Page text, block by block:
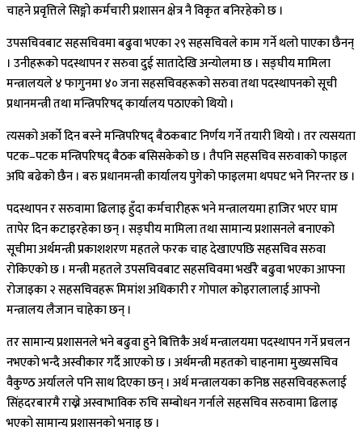
चाहने प्रवृत्तिले सिङ्गो कर्मचारी प्रशासन क्षेत्र नै विकृत बनिरहेको छ ।
उपसचिवबाट सहसचिवमा बढुवा भएका २९ सहसचिवले काम गर्ने थलो पाएका छैनन्
। उनीहरूको पदस्थापन र सरुवा दुई सातादेखि अन्योलमा छ । सङ्घीय मामिला
मन्त्रालयले ४ फागुनमा ४० जना सहसचिवहरूको सरुवा तथा पदस्थापनको सूची
प्रधानमन्त्री तथा मन्त्रिपरिषद् कार्यालय पठाएको थियो ।
त्यसको अर्को दिन बस्ने मन्त्रिपरिषद् बैठकबाट निर्णय गर्ने तयारी थियो । तर त्यसयता
पटक–पटक मन्त्रिपरिषद् बैठक बसिसकेको छ । तैपनि सहसचिव सरुवाको फाइल
अघि बढेको छैन । बरु प्रधानमन्त्री कार्यालय पुगेको फाइलमा थपघट भने निरन्तर छ ।
पदस्थापन र सरुवामा ढिलाइ हुँदा कर्मचारीहरू भने मन्त्रालयमा हाजिर भएर घाम
तापेर दिन कटाइरहेका छन् । सङ्घीय मामिला तथा सामान्य प्रशासनले बनाएको
सूचीमा अर्थमन्त्री प्रकाशशरण महतले फरक चाह देखाएपछि सहसचिव सरुवा
रोकिएको छ । मन्त्री महतले उपसचिवबाट सहसचिवमा भर्खरै बढुवा भएका आफ्ना
रोजाइका २ सहसचिवहरू मिमांश अधिकारी र गोपाल कोइरालालाई आफ्नो
मन्त्रालय लैजान चाहेका छन् ।
तर सामान्य प्रशासनले भने बढुवा हुने बित्तिकै अर्थ मन्त्रालयमा पदस्थापन गर्ने प्रचलन
नभएको भन्दै अस्वीकार गर्दै आएको छ । अर्थमन्त्री महतको चाहनामा मुख्यसचिव
वैकुण्ठ अर्यालले पनि साथ दिएका छन् । अर्थ मन्त्रालयका कनिष्ठ सहसचिवहरूलाई
सिंहदरबारमै राख्ने अस्वाभाविक रुचि सम्बोधन गर्नाले सहसचिव सरुवामा ढिलाइ
भएको सामान्य प्रशासनको भनाइ छ ।